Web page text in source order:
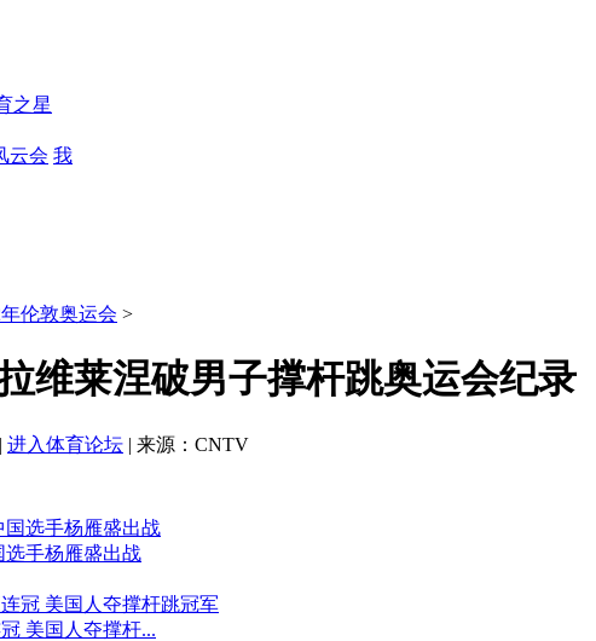
之星
云会 我
年伦敦奥运会 >
维莱涅破男子撑杆跳奥运会纪录
进入体育论坛 | 来源：CNTV
手杨雁盛出战
美国人夺撑杆...